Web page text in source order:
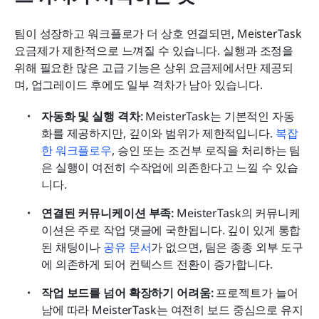
팀이 성장하고 워크플로가 더 상호 연결되면, MeisterTask
요금제가 제한적으로 느껴질 수 있습니다. 실행과 조정을
위해 필요한 많은 고급 기능은 상위 요금제에서만 제공되
며, 업그레이드 후에도 일부 격차가 남아 있습니다.
자동화 및 실행 격차: MeisterTask는 기본적인 자동
화를 제공하지만, 깊이와 범위가 제한적입니다. 복잡
한 워크플로우, 승인 또는 조건부 로직을 처리하는 팀
은 실행이 여전히 수작업에 의존한다고 느낄 수 있습
니다.
연결된 커뮤니케이션 부족: MeisterTask의 커뮤니케
이션은 주로 작업 댓글에 국한됩니다. 깊이 있게 통합
된 채팅이나 공유 문서가 없으면, 팀은 종종 외부 도구
에 의존하게 되어 컨텍스트 전환이 증가합니다.
작업 보드를 넘어 확장하기 어려움: 프로젝트가 늘어
남에 따라 MeisterTask는 여전히 보드 중심으로 유지